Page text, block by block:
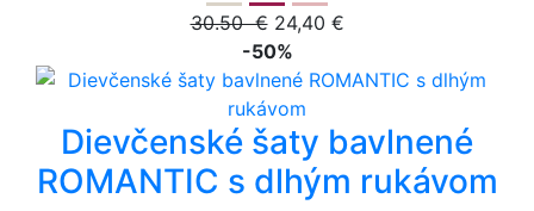
30.50 € 24,40 €
-50%
Dievčenské šaty bavlnené
ROMANTIC s dlhým rukávom